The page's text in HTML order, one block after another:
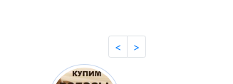
< >